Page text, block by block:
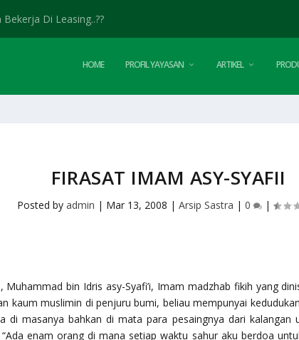
Bekerja Di Leasing..??
HOME PROFIL YAYASAN ARTIKEL
FIRASAT IMAM ASY-SYAFII
Posted by admin | Mar 13, 2008 | Arsip Sastra | 0 |
Muhammad bin Idris asy-Syafi’i, Imam madzhab fikih yang
kaum muslimin di penjuru bumi, beliau mempunyai
di masanya bahkan di mata para pesaingnya dari kalangan
enam orang di mana setiap waktu sahur aku berdoa